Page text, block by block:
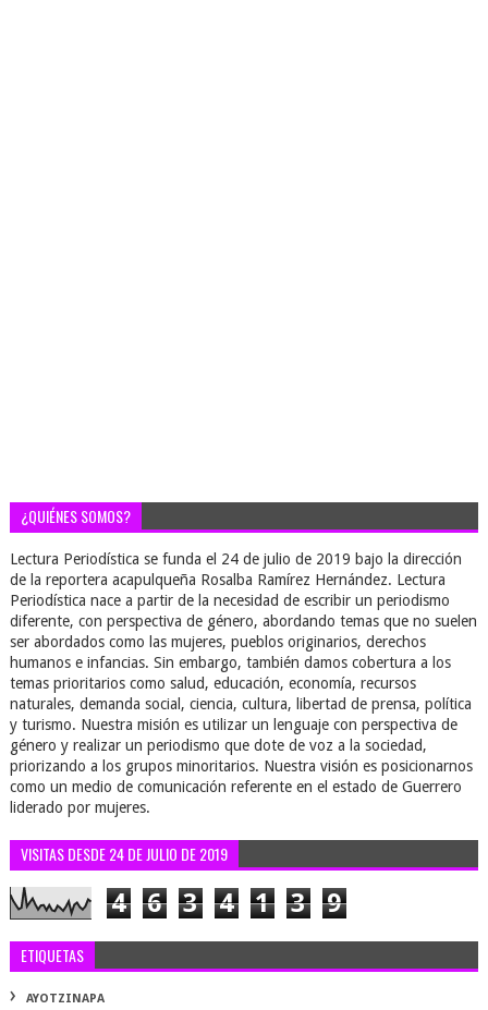
¿QUIÉNES SOMOS?
Lectura Periodística se funda el 24 de julio de 2019 bajo la dirección
de la reportera acapulqueña Rosalba Ramírez Hernández. Lectura
Periodística nace a partir de la necesidad de escribir un periodismo
diferente, con perspectiva de género, abordando temas que no suelen
ser abordados como las mujeres, pueblos originarios, derechos
humanos e infancias. Sin embargo, también damos cobertura a los
temas prioritarios como salud, educación, economía, recursos
naturales, demanda social, ciencia, cultura, libertad de prensa, política
y turismo. Nuestra misión es utilizar un lenguaje con perspectiva de
género y realizar un periodismo que dote de voz a la sociedad,
priorizando a los grupos minoritarios. Nuestra visión es posicionarnos
como un medio de comunicación referente en el estado de Guerrero
liderado por mujeres.
VISITAS DESDE 24 DE JULIO DE 2019
4 6 3 4 1 3 9
ETIQUETAS
AYOTZINAPA